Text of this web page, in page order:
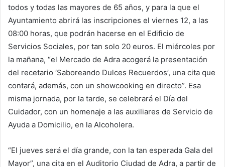
todos y todas las mayores de 65 años, y para la que el
Ayuntamiento abrirá las inscripciones el viernes 12, a las
08:00 horas, que podrán hacerse en el Edificio de
Servicios Sociales, por tan solo 20 euros. El miércoles por
la mañana, “el Mercado de Adra acogerá la presentación
del recetario ‘Saboreando Dulces Recuerdos’, una cita que
contará, además, con un showcooking en directo”. Esa
misma jornada, por la tarde, se celebrará el Día del
Cuidador, con un homenaje a las auxiliares de Servicio de
Ayuda a Domicilio, en la Alcoholera.
“El jueves será el día grande, con la tan esperada Gala del
Mayor”, una cita en el Auditorio Ciudad de Adra, a partir de